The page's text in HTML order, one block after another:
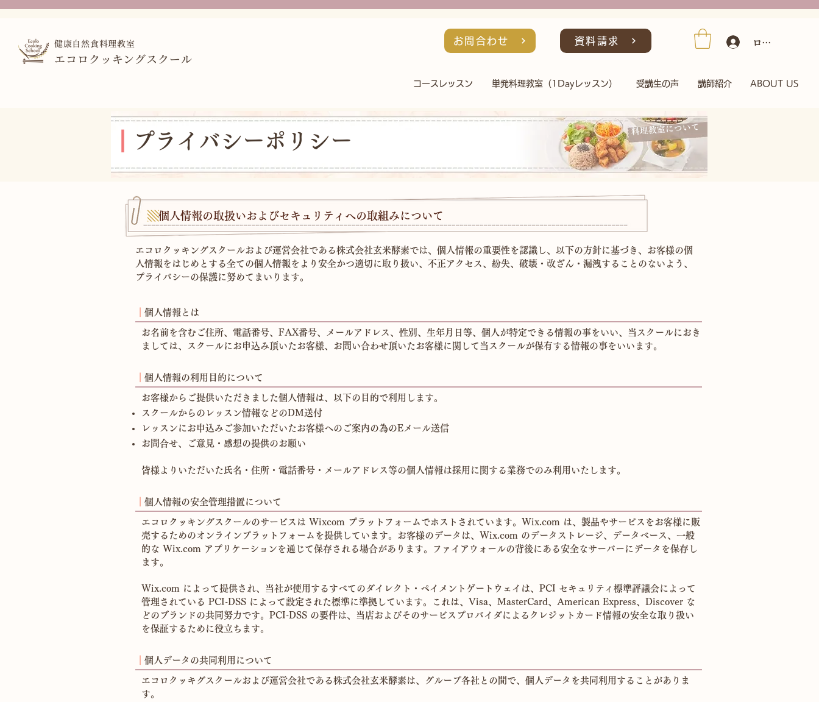
健康自然食料理教室
エコロクッキングスクール
お問合わせ 資料請求 ログイン/会員
コースレッスン 単発料理教室（1Dayレッスン） 受講生の声 講師紹介 ABOUT US
プライバシーポリシー
料理教室について
▧個人情報の取扱いおよびセキュリティへの取組みについて
エコロクッキングスクールおよび運営会社である株式会社玄米酵素では、個人情報の重要性を認識し、以下の方針に基づき、お客様の個
人情報をはじめとする全ての個人情報をより安全かつ適切に取り扱い、不正アクセス、紛失、破壊・改ざん・漏洩することのないよう、
プライバシーの保護に努めてまいります。
個人情報とは
お名前を含むご住所、電話番号、FAX番号、メールアドレス、性別、生年月日等、個人が特定できる情報の事をいい、当スクールにおき
ましては、スクールにお申込み頂いたお客様、お問い合わせ頂いたお客様に関して当スクールが保有する情報の事をいいます。
個人情報の利用目的について
お客様からご提供いただきました個人情報は、以下の目的で利用します。
スクールからのレッスン情報などのDM送付
​レッスンにお申込みご参加いただいたお客様へのご案内の為のEメール送信
お問合せ、ご意見・感想の提供のお願い
皆様よりいただいた氏名・住所・電話番号・メールアドレス等の個人情報は採用に関する業務でのみ利用いたします。
個人情報の安全管理措置について
エコロクッキングスクールのサービスは Wixcom プラットフォームでホストされています。Wix.com は、製品やサービスをお客様に販
売するためのオンラインプラットフォームを提供しています。お客様のデータは、Wix.com のデータストレージ、データベース、一般
的な Wix.com アプリケーションを通じて保存される場合があります。ファイアウォールの背後にある安全なサーバーにデータを保存し
ます。
Wix.com によって提供され、当社が使用するすべてのダイレクト・ペイメントゲートウェイは、PCI セキュリティ標準評議会によって
管理されている PCI-DSS によって設定された標準に準拠しています。これは、Visa、MasterCard、American Express、Discover な
どのブランドの共同努力です。PCI-DSS の要件は、当店およびそのサービスプロバイダによるクレジットカード情報の安全な取り扱い
を保証するために役立ちます。
個人データの共同利用について
エコロクッキグスクールおよび運営会社である株式会社玄米酵素は、グループ各社との間で、個人データを共同利用することがありま
す。